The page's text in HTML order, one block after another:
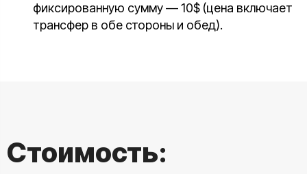
фиксированную сумму — 10$ (цена включает
трансфер в обе стороны и обед).
Стоимость: